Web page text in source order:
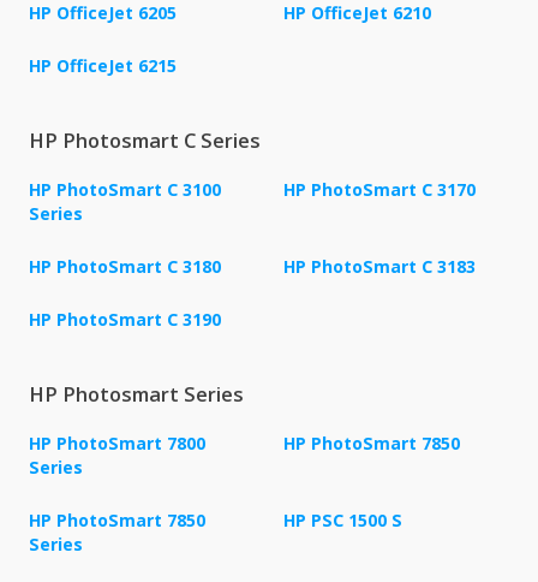
HP OfficeJet 6205 HP OfficeJet 6210
HP OfficeJet 6215
HP Photosmart C Series
HP PhotoSmart C 3100
Series
HP PhotoSmart C 3170
HP PhotoSmart C 3180 HP PhotoSmart C 3183
HP PhotoSmart C 3190
HP Photosmart Series
HP PhotoSmart 7800
Series
HP PhotoSmart 7850
HP PhotoSmart 7850
Series
HP PSC 1500 S